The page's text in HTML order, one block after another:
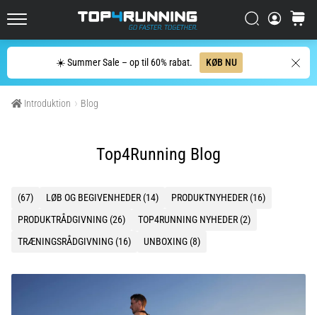
☀️ Summer Sale – op til 60% rabat. KØB NU
Søgkurv
men
det
er
hele
Hvilke
7 min. Læsning
og
Introduktion Blog
Top4Running Blog
(67) LØB OG BEGIVENHEDER (14)
PRODUKTNYHEDER (16)
PRODUKTRÅDGIVNING (26)
TOP4RUNNING NYHEDER (2)
TRÆNINGSRÅDGIVNING (16)
UNBOXING (8)